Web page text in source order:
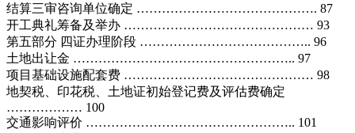
结算三审咨询单位确定 ……………………………………. 87
开工典礼筹备及举办 ……………………………………… 93
第五部分 四证办理阶段 ………………………………….. 96
土地出让金 …………………………………………….. 97
项目基础设施配套费 ……………………………………… 98
地契税、印花税、土地证初始登记费及评估费确定
……………… 100
交通影响评价 ………………………………………….. 101